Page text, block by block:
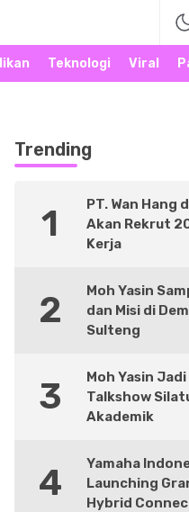
Teknologi Viral
Trending
1
PT. Wan Hang
Akan Rekrut
Kerja
2
Moh Yasin
dan Misi di
Sulteng
3
Moh Yasin
Talkshow
Akademik
4
Yamaha
Launching
Hybrid